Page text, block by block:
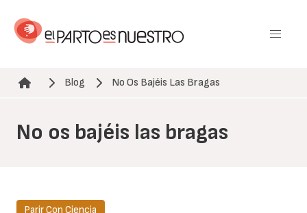
contenido
Ruta de navegación
Blog No Os Bajéis Las Bragas
No os bajéis las bragas
Parir Con Ciencia